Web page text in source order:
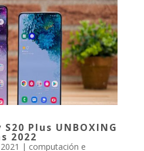
Plus UNBOXING
2022
| computación e